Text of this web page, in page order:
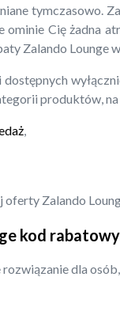
tymczasowo.
Cię żadna
Zalando Lounge
produktów, na
,
Zalando
kod
dla